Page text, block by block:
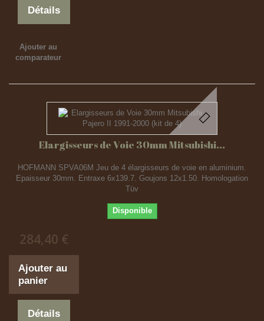
Détails
Ajouter au
comparateur
Elargisseurs de Voie 30mm Mitsubishi...
HOFMANN SPVA06M Jeu de 4 élargisseurs de voie en aluminium.
Epaisseur 30mm. Entraxe 6x139.7. Goujons 12x1.50. Homologation
Tüv
Disponible
284,40 €
Ajouter au
panier
Détails